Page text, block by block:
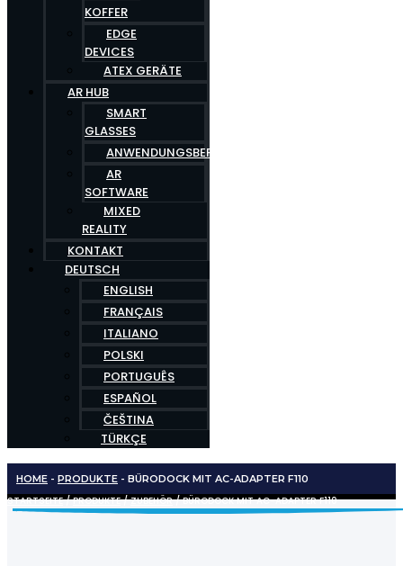
KOFFER
EDGE
DEVICES
ATEX GERÄTE
AR HUB
SMART
GLASSES
ANWENDUNGSBEREICHE
AR
SOFTWARE
MIXED
REALITY
KONTAKT
DEUTSCH
ENGLISH
FRANÇAIS
ITALIANO
POLSKI
PORTUGUÊS
ESPAÑOL
ČEŠTINA
TÜRKÇE
HOME - PRODUKTE - BÜRODOCK MIT AC-ADAPTER F110
STARTSEITE/PRODUKTE/ZUBEHÖR/ BÜRODOCK MIT AC-ADAPTER F110